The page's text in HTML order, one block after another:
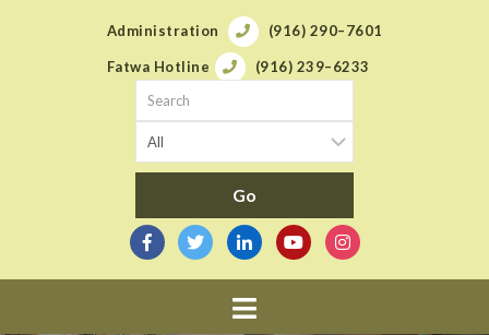
Administration (916) 290–7601
Fatwa Hotline (916) 239–6233
Navigation